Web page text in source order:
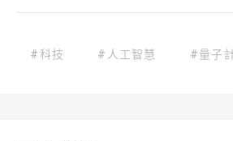
#科技 #人工智慧 #量子